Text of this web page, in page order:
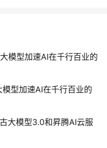
模型加速AI在千行百业的
型加速AI在千行百业的
大模型3.0和昇腾AI云服